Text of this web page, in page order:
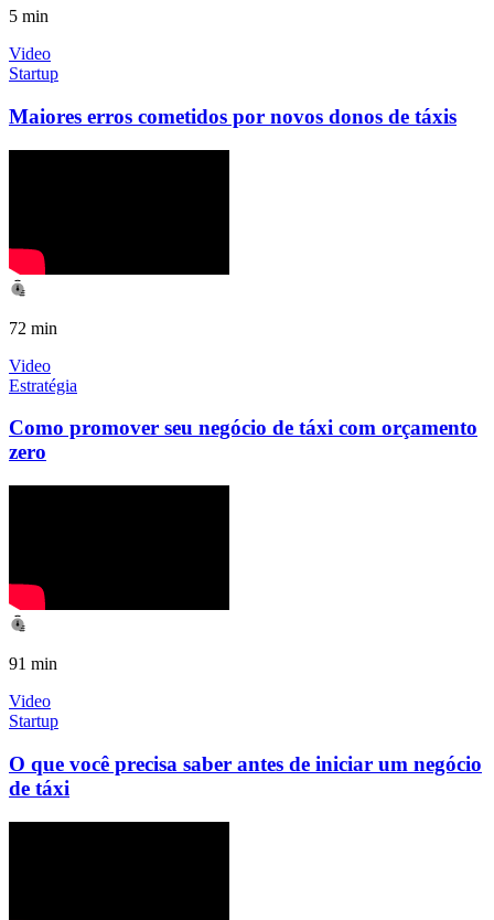
5 min
Video
Startup
Maiores erros cometidos por novos donos de táxis
72 min
Video
Estratégia
Como promover seu negócio de táxi com orçamento
zero
91 min
Video
Startup
O que você precisa saber antes de iniciar um negócio
de táxi